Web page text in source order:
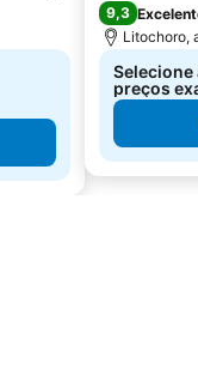
9,3
Litochoro,
Selecione
preços